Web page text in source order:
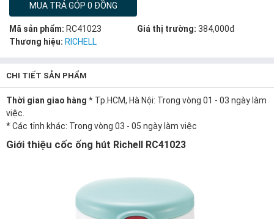
MUA TRẢ GÓP 0 ĐỒNG
Mã sản phẩm: RC41023 Giá thị trường: 384,000đ
Thương hiệu: RICHELL
CHI TIẾT SẢN PHẨM
Thời gian giao hàng * Tp.HCM, Hà Nội: Trong vòng 01 - 03 ngày làm
việc.
* Các tỉnh khác: Trong vòng 03 - 05 ngày làm việc
Giới thiệu cốc ống hút Richell RC41023